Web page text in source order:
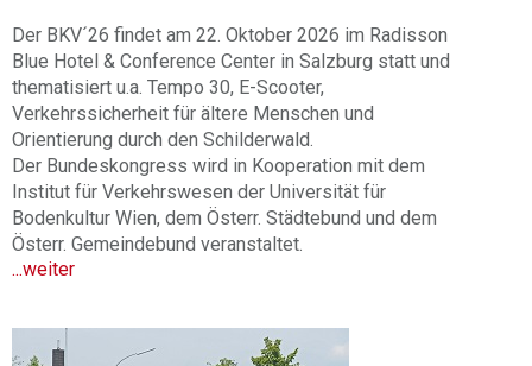
Der BKV´26 findet am 22. Oktober 2026 im Radisson
Blue Hotel & Conference Center in Salzburg statt und
thematisiert u.a. Tempo 30, E-Scooter,
Verkehrssicherheit für ältere Menschen und
Orientierung durch den Schilderwald.
Der Bundeskongress wird in Kooperation mit dem
Institut für Verkehrswesen der Universität für
Bodenkultur Wien, dem Österr. Städtebund und dem
Österr. Gemeindebund veranstaltet.
...weiter